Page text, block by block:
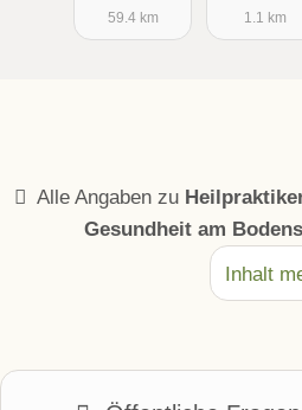
59.4 km
1.1 km
Alle Angaben zu
Gesundheit am
Inhalt